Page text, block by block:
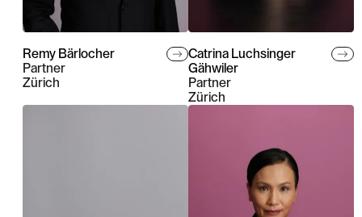
Remy Bärlocher
Partner
Zürich
Catrina Luchsinger
Gähwiler
Partner
Zürich